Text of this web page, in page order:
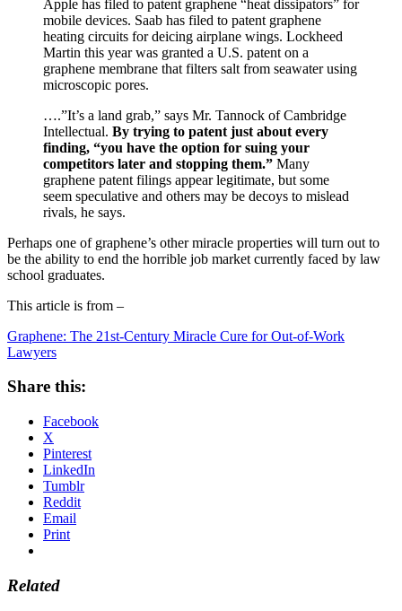
Apple has filed to patent graphene “heat dissipators” for
mobile devices. Saab has filed to patent graphene
heating circuits for deicing airplane wings. Lockheed
Martin this year was granted a U.S. patent on a
graphene membrane that filters salt from seawater using
microscopic pores.
….”It’s a land grab,” says Mr. Tannock of Cambridge
Intellectual. By trying to patent just about every
finding, “you have the option for suing your
competitors later and stopping them.” Many
graphene patent filings appear legitimate, but some
seem speculative and others may be decoys to mislead
rivals, he says.
Perhaps one of graphene’s other miracle properties will turn out to
be the ability to end the horrible job market currently faced by law
school graduates.
This article is from –
Graphene: The 21st-Century Miracle Cure for Out-of-Work
Lawyers
Share this:
Facebook
X
Pinterest
LinkedIn
Tumblr
Reddit
Email
Print
Related